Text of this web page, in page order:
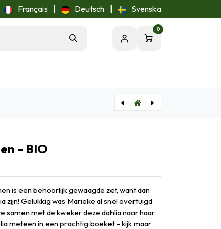
Français | Deutsch | Svenska
0
- BIO
is een behoorlijk gewaagde zet, want dan
zijn! Gelukkig was Marieke al snel overtuigd
samen met de kweker deze dahlia naar haar
meteen in een prachtig boeket – kijk maar